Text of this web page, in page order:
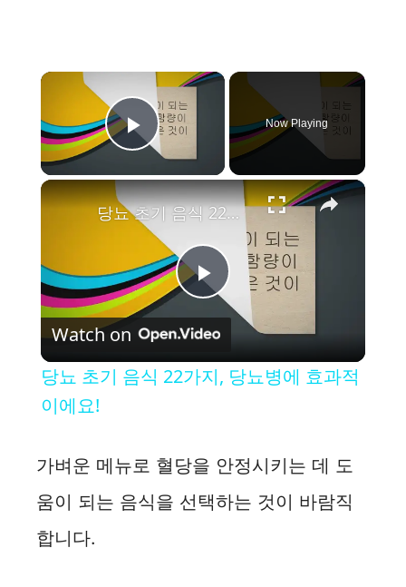
×
Play Video
Now Playing
×
P
y
V
당뇨 초기 음식 22가지, 당뇨병에 효과적이에요!
Watch on
당뇨 초기 음식 22가지, 당뇨병에 효과적
이에요!
가벼운 메뉴로 혈당을 안정시키는 데 도
움이 되는 음식을 선택하는 것이 바람직
합니다.